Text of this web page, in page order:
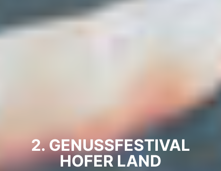
2. GENUSSFESTIVAL
HOFER LAND